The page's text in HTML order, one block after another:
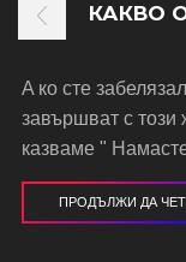
КАКВО
A ко сте
завършват с
казваме "
ПРОДЪЛЖИ ДА